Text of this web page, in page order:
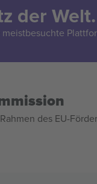
der Welt.
des EU-